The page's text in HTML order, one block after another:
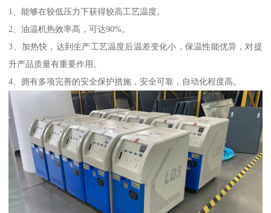
1、能够在较低压力下获得较高工艺温度。
2、油温机热效率高，可达90%。
3、加热快，达到生产工艺温度后温差变化小，保温性能优异，对提
升产品质量有重要作用。
4、拥有多项完善的安全保护措施，安全可靠，自动化程度高。